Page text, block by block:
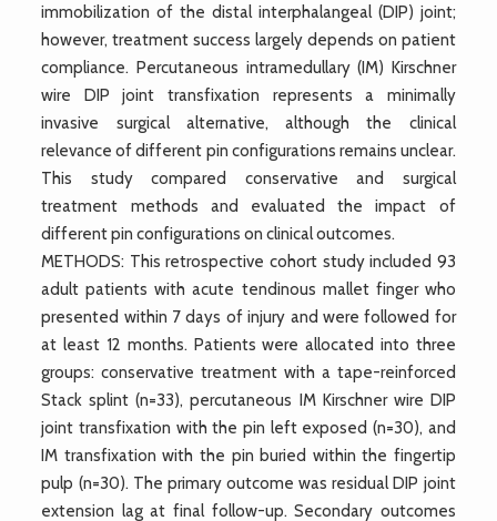
immobilization of the distal interphalangeal (DIP) joint;
however, treatment success largely depends on patient
compliance. Percutaneous intramedullary (IM) Kirschner
wire DIP joint transfixation represents a minimally
invasive surgical alternative, although the clinical
relevance of different pin configurations remains unclear.
This study compared conservative and surgical
treatment methods and evaluated the impact of
different pin configurations on clinical outcomes.
METHODS: This retrospective cohort study included 93
adult patients with acute tendinous mallet finger who
presented within 7 days of injury and were followed for
at least 12 months. Patients were allocated into three
groups: conservative treatment with a tape-reinforced
Stack splint (n=33), percutaneous IM Kirschner wire DIP
joint transfixation with the pin left exposed (n=30), and
IM transfixation with the pin buried within the fingertip
pulp (n=30). The primary outcome was residual DIP joint
extension lag at final follow-up. Secondary outcomes